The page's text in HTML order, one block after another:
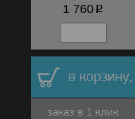
1 760p
в корзину,
заказ в 1 клик